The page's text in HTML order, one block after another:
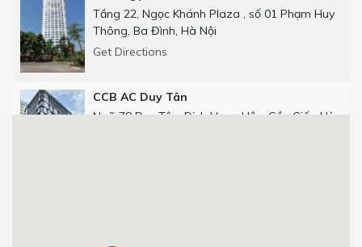
Tầng 22, Ngọc Khánh Plaza , số 01 Phạm Huy
Thông, Ba Đình, Hà Nội
Get Directions
CCB AC Duy Tân
Ngõ 78 Duy Tân, Dịch Vọng Hậu, Cầu Giấy, Hà